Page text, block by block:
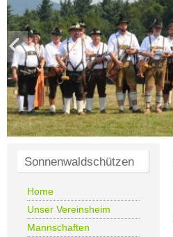
Sonnenwaldschützen
Home
Unser Vereinsheim
Mannschaften